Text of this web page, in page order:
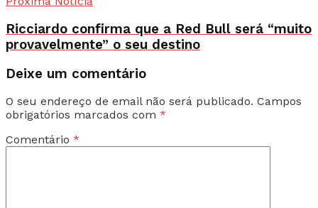
Ricciardo confirma que a Red Bull será “muito
provavelmente” o seu destino
Deixe um comentário
O seu endereço de email não será publicado. Campos
obrigatórios marcados com *
Comentário *